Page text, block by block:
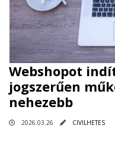
Webshopot
jogszerűen
nehezebb
2026.03.26 CIVILHETES